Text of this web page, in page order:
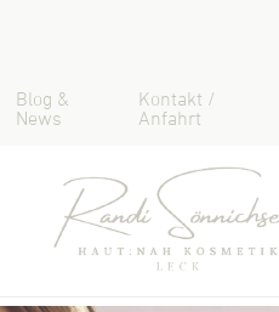
Blog &
News
Kontakt /
Anfahrt